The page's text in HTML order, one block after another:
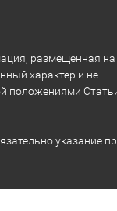
размещенная на
характер и не
положениями
указание